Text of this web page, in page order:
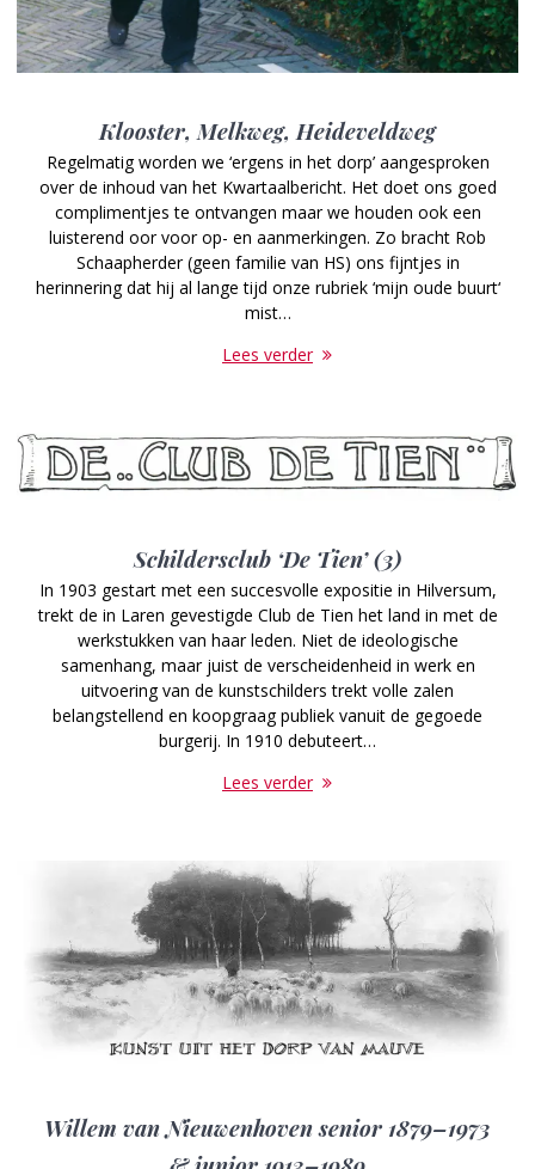
Klooster, Melkweg, Heideveldweg
Regelmatig worden we ‘ergens in het dorp’ aangesproken
over de inhoud van het Kwartaalbericht. Het doet ons goed
complimentjes te ontvangen maar we houden ook een
luisterend oor voor op- en aanmerkingen. Zo bracht Rob
Schaapherder (geen familie van HS) ons fijntjes in
herinnering dat hij al lange tijd onze rubriek ‘mijn oude buurt‘
mist…
Lees verder
Schildersclub ‘De Tien’ (3)
In 1903 gestart met een succesvolle expositie in Hilversum,
trekt de in Laren gevestigde Club de Tien het land in met de
werkstukken van haar leden. Niet de ideologische
samenhang, maar juist de verscheidenheid in werk en
uitvoering van de kunstschilders trekt volle zalen
belangstellend en koopgraag publiek vanuit de gegoede
burgerij. In 1910 debuteert…
Lees verder
Willem van Nieuwenhoven senior 1879–1973